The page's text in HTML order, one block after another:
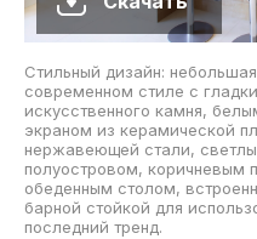
Стильный дизайн:
современном стиле с
искусственного камня,
экраном из керамической
нержавеющей стали,
полуостровом, коричневым
обеденным столом,
барной стойкой для
последний тренд.